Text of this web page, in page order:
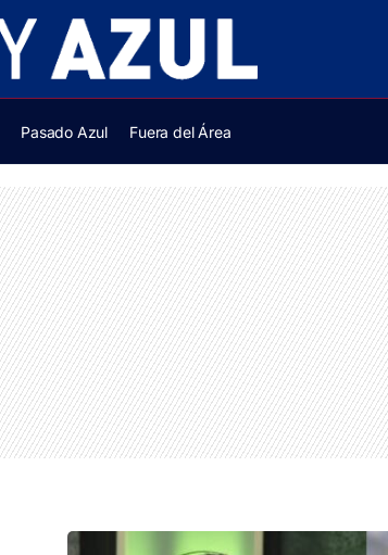
Pasado Azul Fuera del Área